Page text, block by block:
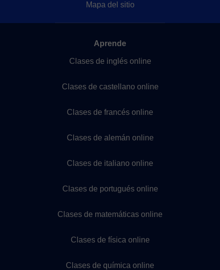
Mapa del sitio
Aprende
Clases de inglés online
Clases de castellano online
Clases de francés online
Clases de alemán online
Clases de italiano online
Clases de portugués online
Clases de matemáticas online
Clases de física online
Clases de química online